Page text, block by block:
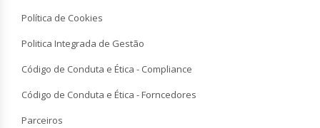
Política de Cookies
Politica Integrada de Gestão
Código de Conduta e Ética - Compliance
Código de Conduta e Ética - Forncedores
Parceiros